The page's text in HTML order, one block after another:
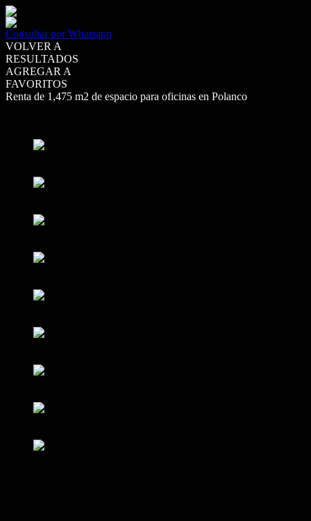
Consultar por Whatsapp
VOLVER A
RESULTADOS
AGREGAR A
FAVORITOS
Renta de 1,475 m2 de espacio para oficinas en Polanco